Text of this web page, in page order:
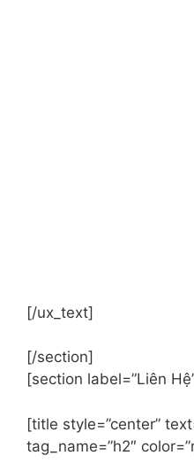
[/ux_text]
[/section]
[section label=”Liên
[title style=”center”
tag_name=”h2″